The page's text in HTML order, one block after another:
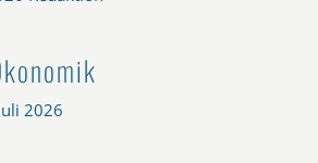
2026